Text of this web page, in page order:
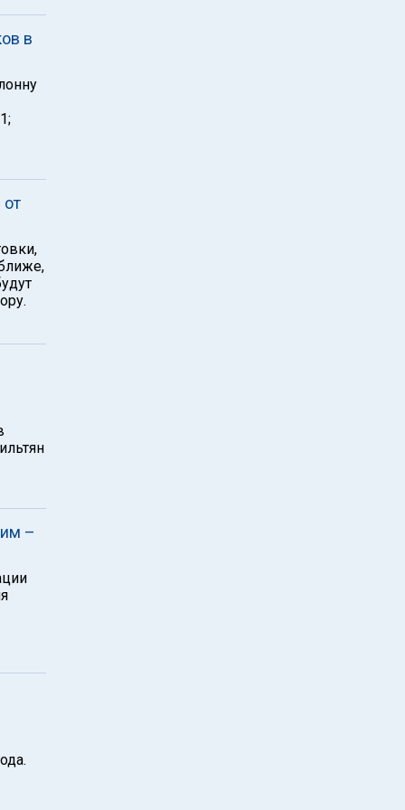
в
–